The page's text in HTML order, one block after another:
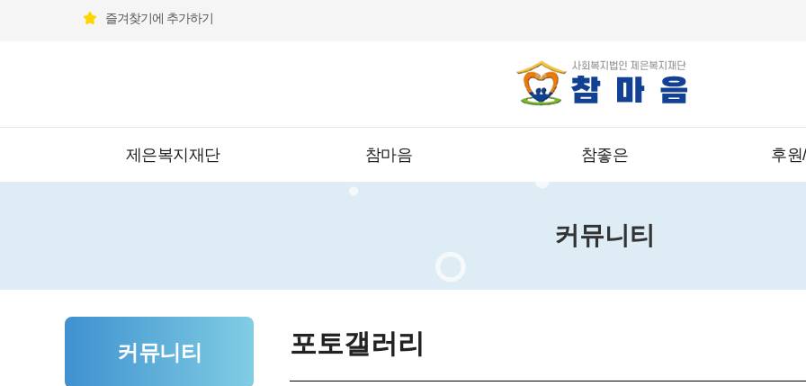
즐겨찾기에 추가하기
제은복지재단 참마음 참좋은 후
커뮤니티
커뮤니티 포토갤러리